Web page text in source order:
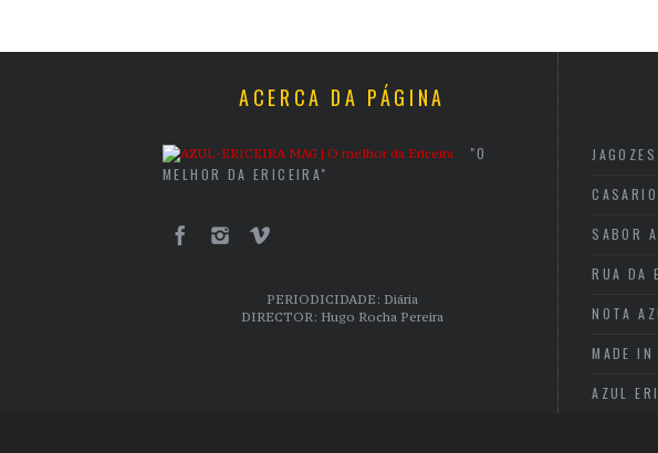
ACERCA DA PÁGINA
"O
MELHOR DA ERICEIRA"
PERIODICIDADE: Diária
DIRECTOR: Hugo Rocha Pereira
CASARIO
SABOR
RUA DA
NOTA
MADE IN
AZUL